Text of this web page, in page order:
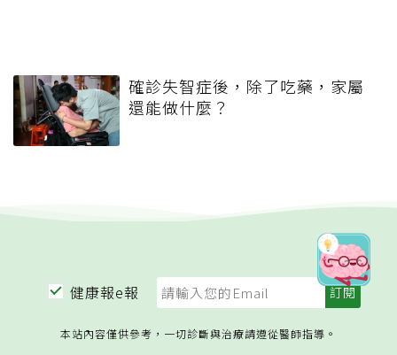
確診失智症後，除了吃藥，家屬
還能做什麼？
健康報e報
本站內容僅供參考，一切診斷與治療請遵從醫師指導。